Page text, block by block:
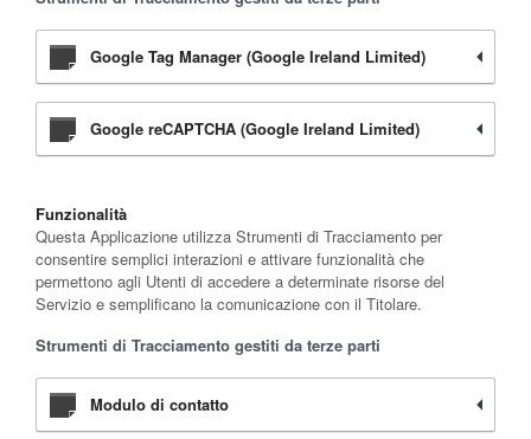
Google Tag Manager (Google Ireland Limited)
Google reCAPTCHA (Google Ireland Limited)
Funzionalità
Questa Applicazione utilizza Strumenti di Tracciamento per
consentire semplici interazioni e attivare funzionalità che
permettono agli Utenti di accedere a determinate risorse del
Servizio e semplificano la comunicazione con il Titolare.
Strumenti di Tracciamento gestiti da terze parti
Modulo di contatto